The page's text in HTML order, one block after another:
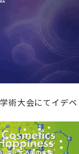
術大会にてイデベ